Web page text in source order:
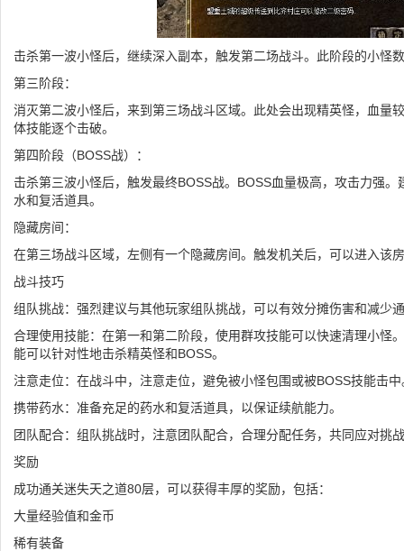
击杀第一波小怪后，继续深入副本，触发第二场战斗。此阶段的小怪
第三阶段：
消灭第二波小怪后，来到第三场战斗区域。此处会出现精英怪，血量
体技能逐个击破。
第四阶段（BOSS战）：
击杀第三波小怪后，触发最终BOSS战。BOSS血量极高，攻击力强
水和复活道具。
隐藏房间：
在第三场战斗区域，左侧有一个隐藏房间。触发机关后，可以进入该
战斗技巧
组队挑战：强烈建议与其他玩家组队挑战，可以有效分摊伤害和减少
合理使用技能：在第一和第二阶段，使用群攻技能可以快速清理小怪
能可以针对性地击杀精英怪和BOSS。
注意走位：在战斗中，注意走位，避免被小怪包围或被BOSS技能击中
携带药水：准备充足的药水和复活道具，以保证续航能力。
团队配合：组队挑战时，注意团队配合，合理分配任务，共同应对挑
奖励
成功通关迷失天之道80层，可以获得丰厚的奖励，包括：
大量经验值和金币
稀有装备